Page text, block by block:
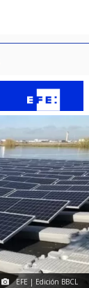
EFE | Edición BBCL